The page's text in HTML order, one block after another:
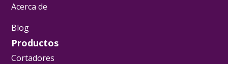
Acerca de
Blog
Productos
Cortadores